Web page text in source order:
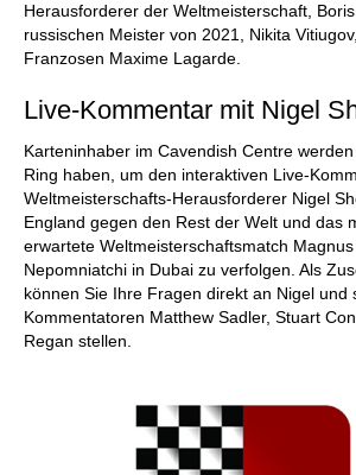
Herausforderer der Weltmeisterschaft,
russischen Meister von 2021, Nikita
Franzosen Maxime Lagarde.
Live-Kommentar mit Nigel
Karteninhaber im Cavendish Centre
Ring haben, um den interaktiven Live-
Weltmeisterschafts-Herausforderer Nigel
England gegen den Rest der Welt und das
erwartete Weltmeisterschaftsmatch
Nepomniatchi in Dubai zu verfolgen. Als
können Sie Ihre Fragen direkt an Nigel und
Kommentatoren Matthew Sadler, Stuart
Regan stellen.